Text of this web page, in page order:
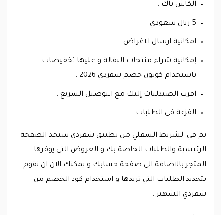
الكاش باك .
5 ريال سعودي .
امكانية ارسال الاغراض .
إمكانية شراء منتجات البقالة و عليها تخفيضات
باستخدام كوبون خصم شقردي 2026 .
اقرب الصيدليات إليك مع التوصيل السريع .
الفزعة في الطلبات .
ثم في الشريط السفلي من تطبيق شقردي ستجد الصفحة
الرئيسية والطلبات الخاصة بك و العروض التي يوفرها
المتجر بالاضافة الى صفحة حسابك و يمكنك الان ان تقوم
بتحديد الطلبات التي تريدها و استخدام كود الخصم من
شقردي الشهير .